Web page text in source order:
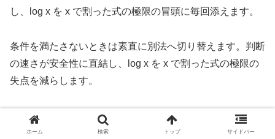
し、log x を x で割った式の極限の冒頭に毎回添えます。
条件を満たさないときは素直に別法へ切り替えます。判断
の速さが安全性に直結し、log x を x で割った式の極限の
失点を減らします。
最後に、誤りと対策を対応表にしておきます。列で比較で
きる形にすると自己点検が楽になり、log x を x で割った
ホーム 検索 トップ サイドバー